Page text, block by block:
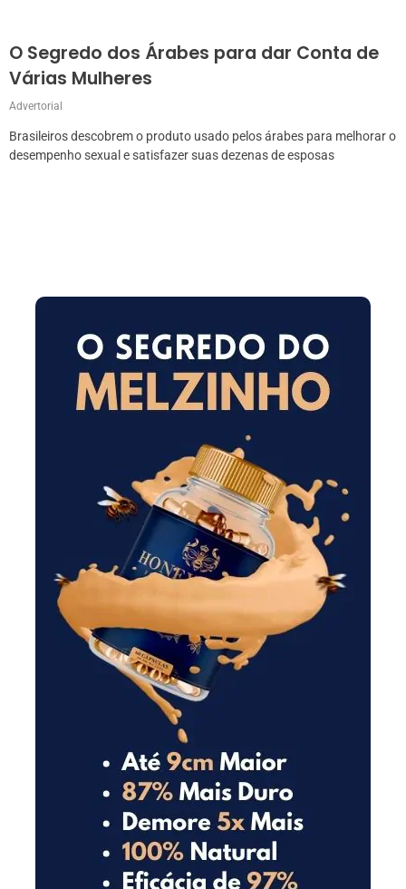
O Segredo dos Árabes para dar Conta de
Várias Mulheres
Advertorial
Brasileiros descobrem o produto usado pelos árabes para melhorar o
desempenho sexual e satisfazer suas dezenas de esposas